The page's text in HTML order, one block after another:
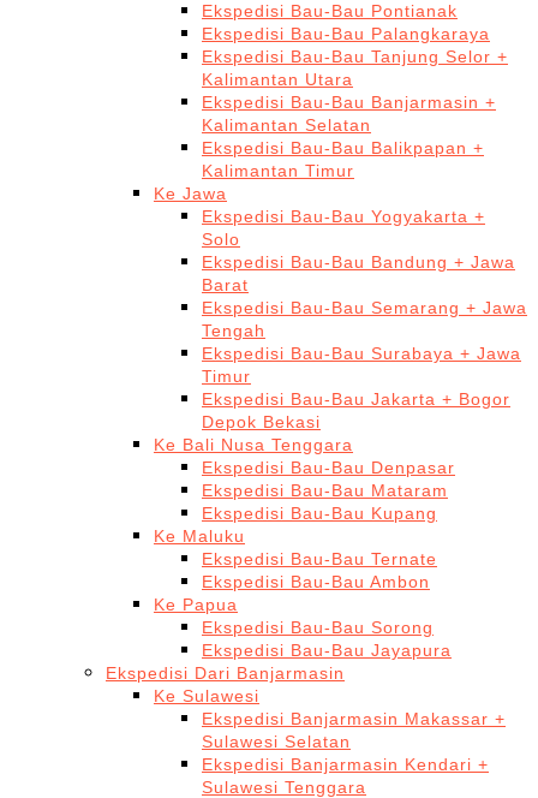
Ekspedisi Bau-Bau Pontianak
Ekspedisi Bau-Bau Palangkaraya
Ekspedisi Bau-Bau Tanjung Selor +
Kalimantan Utara
Ekspedisi Bau-Bau Banjarmasin +
Kalimantan Selatan
Ekspedisi Bau-Bau Balikpapan +
Kalimantan Timur
Ke Jawa
Ekspedisi Bau-Bau Yogyakarta +
Solo
Ekspedisi Bau-Bau Bandung + Jawa
Barat
Ekspedisi Bau-Bau Semarang + Jawa
Tengah
Ekspedisi Bau-Bau Surabaya + Jawa
Timur
Ekspedisi Bau-Bau Jakarta + Bogor
Depok Bekasi
Ke Bali Nusa Tenggara
Ekspedisi Bau-Bau Denpasar
Ekspedisi Bau-Bau Mataram
Ekspedisi Bau-Bau Kupang
Ke Maluku
Ekspedisi Bau-Bau Ternate
Ekspedisi Bau-Bau Ambon
Ke Papua
Ekspedisi Bau-Bau Sorong
Ekspedisi Bau-Bau Jayapura
Ekspedisi Dari Banjarmasin
Ke Sulawesi
Ekspedisi Banjarmasin Makassar +
Sulawesi Selatan
Ekspedisi Banjarmasin Kendari +
Sulawesi Tenggara